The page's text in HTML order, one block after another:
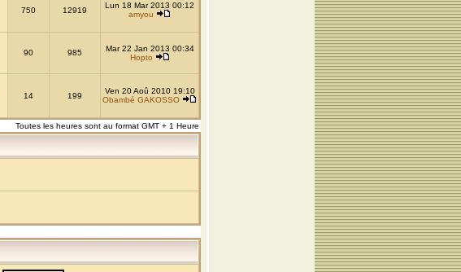
750 12919
Lun 18 Mar 2013 00:12
amyou
90 985
Mar 22 Jan 2013 00:34
Hopto
14 199
Ven 20 Aoû 2010 19:10
Obambé GAKOSSO
Toutes les heures sont au format GMT + 1 Heure